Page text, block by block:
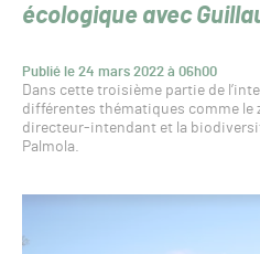
écologique avec
Publié le 24 mars 2022 à 06h00
Dans cette troisième partie de
différentes thématiques comme le
directeur-intendant et la
Palmola.